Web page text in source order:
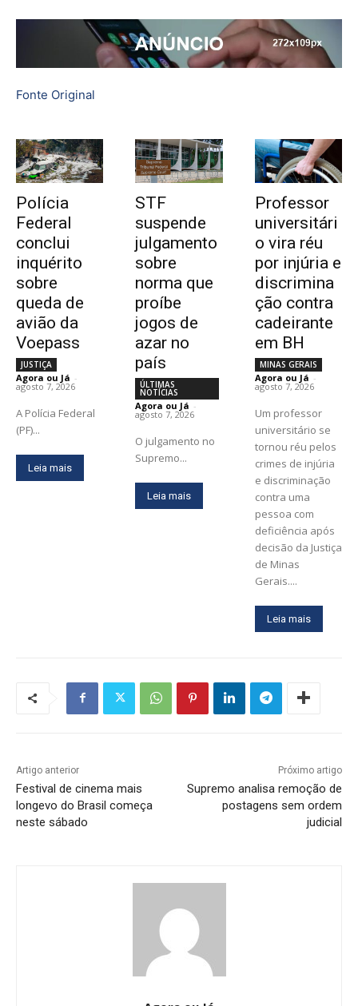
Fonte Original
Polícia
Federal
conclui
inquérito
sobre
queda de
avião da
Voepass
JUSTIÇA
Agora ou Já -
agosto 7, 2026
A Polícia Federal
(PF)...
Leia mais
STF
suspende
julgamento
sobre
norma que
proíbe
jogos de
azar no
país
ÚLTIMAS
NOTÍCIAS
Agora ou Já -
agosto 7, 2026
O julgamento no
Supremo...
Leia mais
Professor
universitári
o vira réu
por injúria e
discrimina
ção contra
cadeirante
em BH
MINAS GERAIS
Agora ou Já -
agosto 7, 2026
Um professor
universitário se
tornou réu pelos
crimes de injúria
e discriminação
contra uma
pessoa com
deficiência após
decisão da Justiça
de Minas
Gerais....
Leia mais
Artigo anterior
Festival de cinema mais
longevo do Brasil começa
neste sábado
Próximo artigo
Supremo analisa remoção de
postagens sem ordem
judicial